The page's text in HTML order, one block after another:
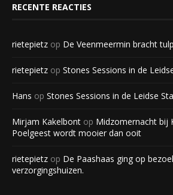
RECENTE REACTIES
rietepietz op De Veenmeermin bracht
rietepietz op Stones Sessions in de
Hans op Stones Sessions in de Leidse
Mirjam Kakelbont op Midzomernacht bij
Poelgeest wordt mooier dan ooit
rietepietz op De Paashaas ging op
verzorgingshuizen.